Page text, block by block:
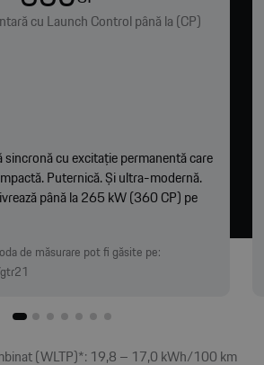
cu Launch Control până la (CP)
sincronă cu excitație permanentă care
Puternică. Și ultra-modernă.
până la 265 kW (360 CP) pe
de măsurare pot fi găsite pe:
(WLTP)*: 19,8 – 17,0 kWh/100 km